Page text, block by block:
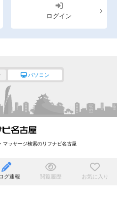
ログイン
パソコン
ッサージ検索のリフナビ名古屋
グ速報 閲覧履歴 お気に入り